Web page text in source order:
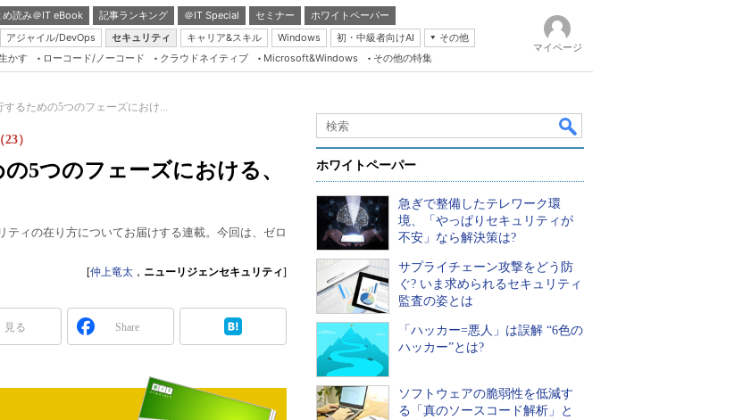
め読み＠IT eBook 記事ランキング ＠IT Special セミナー
ホワイトペーパー
アジャイル/DevOps セキュリティ キャリア&スキル Windows 初・中級者向けAI
その他
Server & Storage
Java Agile
Database Expert
Linux ＆ OSS
Master of IP Network
Security & Trust
ブログ
かす ローコード/ノーコード クラウドネイティブ Microsoft&Windows その他の特集
マイページ
するための5つのフェーズにおけ...
5つのフェーズにおける、
）
ィの在り方についてお届けする連載。今回は、ゼロ
[仲上竜太 ， ニューリジェンセキュリティ]
見る Share
ホワイトペーパー
急ぎで整備したテレワーク環
境、「やっぱりセキュリティが
不安」なら解決策は?
サプライチェーン攻撃をどう防
ぐ? いま求められるセキュリティ
監査の姿とは
「ハッカー=悪人」は誤解 “6色の
ハッカー”とは?
ソフトウェアの脆弱性を低減す
る「真のソースコード解析」と